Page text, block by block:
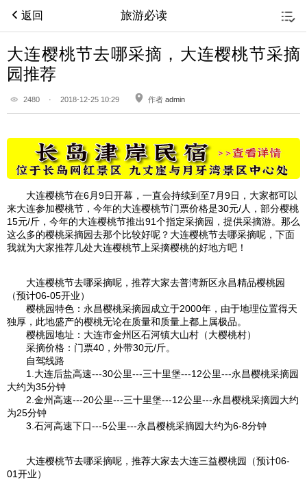
返回 旅游必读
大连樱桃节去哪采摘，大连樱桃节采摘
园推荐
2480 · 2018-12-25 10:29 作者 admin
大连樱桃节在6月9日开幕，一直会持续到至7月9日，大家都可以
来大连参加樱桃节，今年的大连樱桃节门票价格是30元/人，部分樱桃
15元/斤，今年的大连樱桃节推出91个指定采摘园，提供采摘游。那么
这么多的樱桃采摘园去那个比较好呢？ 大连樱桃节去哪采摘呢，下面
我就为大家推荐几处大连樱桃节上采摘樱桃的好地方吧！
大连樱桃节去哪采摘呢，推荐大家去普湾新区永昌精品樱桃园
（预计06-05开业）
樱桃园特色： 永昌樱桃采摘园成立于2000年，由于地理位置得天
独厚，此地盛产的樱桃无论在质量和质量上都上属极品。
樱桃园地址： 大连市金州区石河镇大山村（大樱桃村）
采摘价格：门票40，外带30元/斤。
自驾线路
1. 大连后盐高速---30公里---三十里堡---12公里---永昌樱桃采摘园
大约为35分钟
2.金州高速---20公里---三十里堡---12公里---永昌樱桃采摘园大约
为25分钟
3.石河高速下口---5公里---永昌樱桃采摘园大约为6-8分钟
大连樱桃节去哪采摘呢，推荐大家去大连三益樱桃园
（预计06-
01开业）